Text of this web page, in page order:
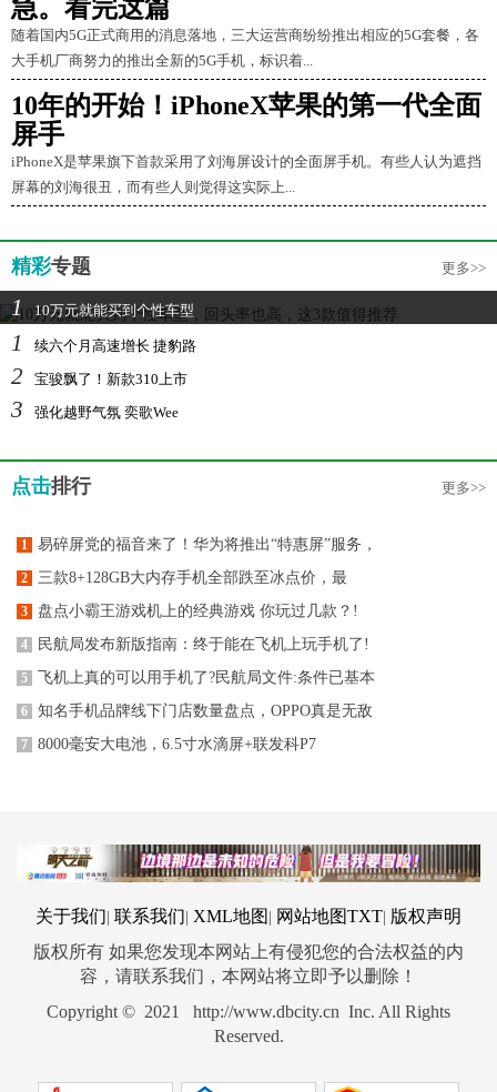
急。看完这篇
随着国内5G正式商用的消息落地，三大运营商纷纷推出相应的5G套餐，各
大手机厂商努力的推出全新的5G手机，标识着...
10年的开始！iPhoneX苹果的第一代全面
屏手
iPhoneX是苹果旗下首款采用了刘海屏设计的全面屏手机。有些人认为遮挡
屏幕的刘海很丑，而有些人则觉得这实际上...
精彩专题 更多>>
1 10万元就能买到个性车型
1 续六个月高速增长 捷豹路
2 宝骏飘了！新款310上市
3 强化越野气氛 奕歌Wee
点击排行 更多>>
1 易碎屏党的福音来了！华为将推出“特惠屏”服务，
2 三款8+128GB大内存手机全部跌至冰点价，最
3 盘点小霸王游戏机上的经典游戏 你玩过几款？!
4 民航局发布新版指南：终于能在飞机上玩手机了!
5 飞机上真的可以用手机了?民航局文件:条件已基本
6 知名手机品牌线下门店数量盘点，OPPO真是无敌
7 8000毫安大电池，6.5寸水滴屏+联发科P7
关于我们 联系我们 XML地图 网站地图TXT 版权声明
版权所有 如果您发现本网站上有侵犯您的合法权益的内
容，请联系我们，本网站将立即予以删除！
Copyright © 2021 http://www.dbcity.cn Inc. All Rights
Reserved.